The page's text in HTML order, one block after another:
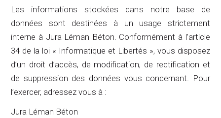
Les informations stockées dans notre base de
données sont destinées à un usage strictement
interne à Jura Léman Béton . Conformément à l’article
34 de la loi « Informatique et Libertés », vous disposez
d’un droit d’accès, de modification, de rectification et
de suppression des données vous concernant. Pour
l’exercer, adressez vous à :
Jura Léman Béton